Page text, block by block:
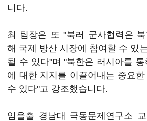
니다.
최 팀장은 또 "북러 군사협력은
해 국제 방산 시장에 참여할 수 있
될 수 있다"며 "북한은 러시아를 통
에 대한 지지를 이끌어내는 중요
수 있다"고 강조했습니다.
임을출 경남대 극동문제연구소